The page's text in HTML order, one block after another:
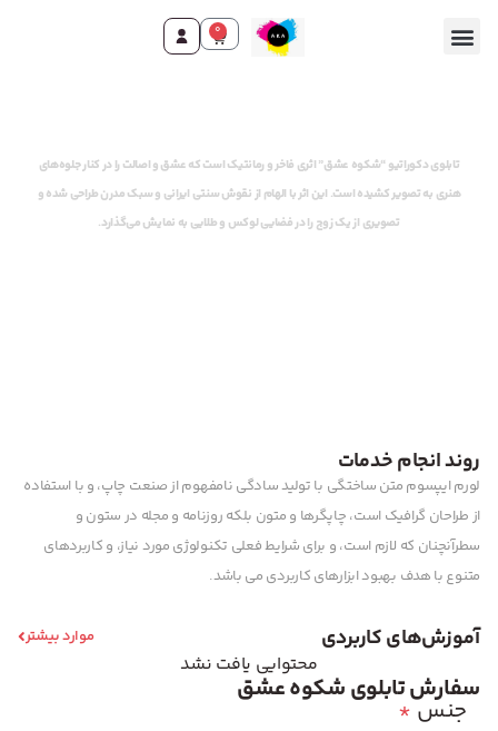
0
تابلوی دکوراتیو “شکوه عشق” اثری فاخر و رمانتیک است که عشق و اصالت را در کنار جلوه‌های
هنری به تصویر کشیده است. این اثر با الهام از نقوش سنتی ایرانی و سبک مدرن طراحی شده و
تصویری از یک زوج را در فضایی لوکس و طلایی به نمایش می‌گذارد.
روند انجام خدمات
لورم ایپسوم متن ساختگی با تولید سادگی نامفهوم از صنعت چاپ، و با استفاده
از طراحان گرافیک است، چاپگرها و متون بلکه روزنامه و مجله در ستون و
سطرآنچنان که لازم است، و برای شرایط فعلی تکنولوژی مورد نیاز، و کاربردهای
متنوع با هدف بهبود ابزارهای کاربردی می باشد.
آموزش‌های کاربردی موارد بیشتر
محتوایی یافت نشد
سفارش تابلوی شکوه عشق
* جنس